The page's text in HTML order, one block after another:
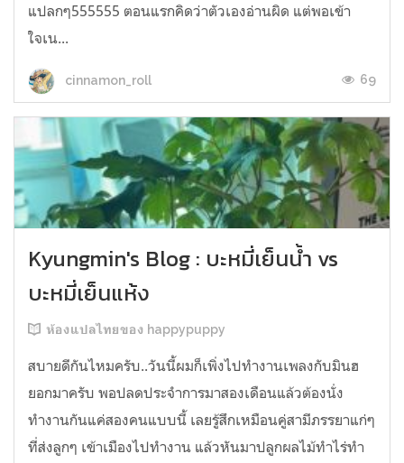
แปลกๆ555555 ตอนแรกคิดว่าตัวเองอ่านผิด แต่พอเข้า
ใจเน...
cinnamon_roll 69
Kyungmin's Blog : บะหมี่เย็นน้ำ vs
บะหมี่เย็นแห้ง
ห้องแปลไทยของ happypuppy
สบายดีกันไหมครับ..วันนี้ผมก็เพิ่งไปทำงานเพลงกับมินฮ
ยอกมาครับ พอปลดประจำการมาสองเดือนแล้วต้องนั่ง
ทำงานกันแค่สองคนแบบนี้ เลยรู้สึกเหมือนคู่สามีภรรยาแก่ๆ
ที่ส่งลูกๆ เข้าเมืองไปทำงาน แล้วหันมาปลูกผลไม้ทำไร่ทำ